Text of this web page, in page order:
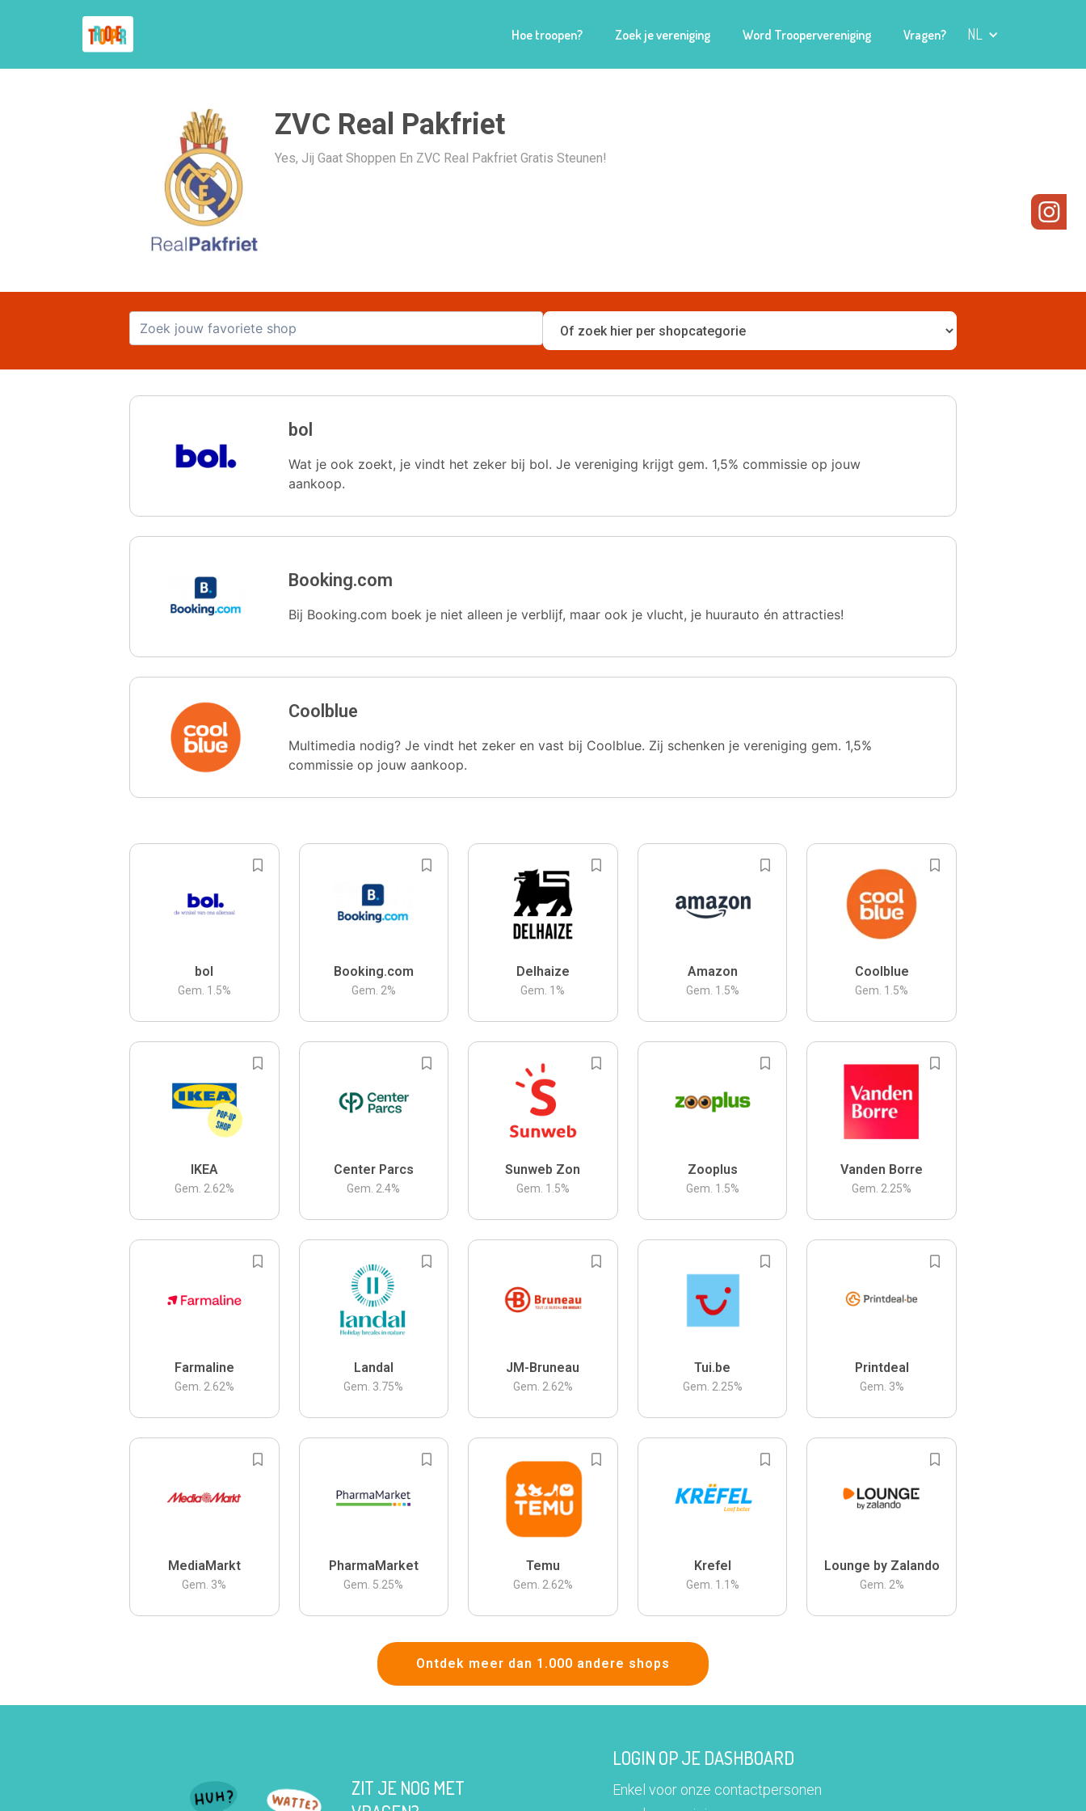
Hoe troopen? Zoek je vereniging Word Troopervereniging Vragen? NL
ZVC Real Pakfriet
Yes, Jij Gaat Shoppen En ZVC Real Pakfriet Gratis Steunen!
bol
Wat je ook zoekt, je vindt het zeker bij bol. Je vereniging krijgt gem. 1,5% commissie op jouw
aankoop.
Booking.com
Bij Booking.com boek je niet alleen je verblijf, maar ook je vlucht, je huurauto én attracties!
Coolblue
Multimedia nodig? Je vindt het zeker en vast bij Coolblue. Zij schenken je vereniging gem. 1,5%
commissie op jouw aankoop.
bol
Gem. 1.5%
Booking.com
Gem. 2%
Delhaize
Gem. 1 %
Amazon
Gem. 1.5%
Coolblue
Gem. 1.5%
IKEA
Gem. 2.62%
Center Parcs
Gem. 2.4%
Sunweb Zon
Gem. 1.5%
Zooplus
Gem. 1.5%
Vanden Borre
Gem. 2.25%
Farmaline
Gem. 2.62%
Landal
Gem. 3.75%
JM-Bruneau
Gem. 2.62%
Tui.be
Gem. 2.25%
Printdeal
Gem. 3%
MediaMarkt
Gem. 3%
PharmaMarket
Gem. 5.25%
Temu
Gem. 2.62%
Krefel
Gem. 1.1 %
Lounge by Zalando
Gem. 2%
Ontdek meer dan 1.000 andere shops
ZIT JE NOG MET
LOGIN OP JE DASHBOARD
Enkel voor onze contactpersonen